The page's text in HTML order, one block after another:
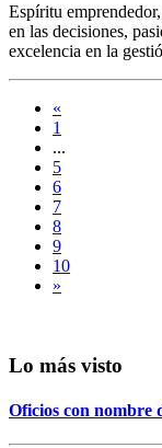
Espíritu
en las decisiones,
excelencia en la
«
1
...
5
6
7
8
9
10
»
Lo más visto
Oficios con nombre